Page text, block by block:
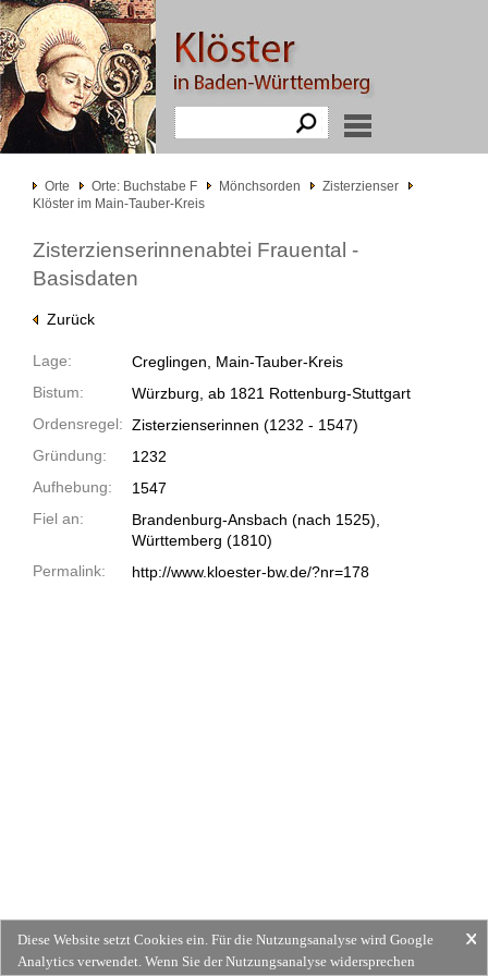
Orte Orte: Buchstabe F Mönchsorden
Zisterzienser
Klöster im Main-Tauber-Kreis
Zisterzienserinnenabtei Frauental -
Basisdaten
Zurück
Lage:
Creglingen, Main-Tauber-Kreis
Bistum:
Würzburg, ab 1821 Rottenburg-Stuttgart
Ordensregel: Zisterzienserinnen (1232 - 1547)
Gründung:
1232
Aufhebung:
1547
Fiel an:
Brandenburg-Ansbach (nach 1525),
Württemberg (1810)
Permalink:
http://www.kloester-bw.de/?nr=178
Diese Website setzt Cookies ein. Für die Nutzungsanalyse wird Google
Analytics verwendet. Wenn Sie der Nutzungsanalyse widersprechen